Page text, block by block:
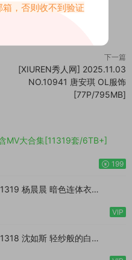
下一篇
[XIUREN秀人网] 2025.11.03
NO.10941 唐安琪 OL服饰
[77P/795MB]
MV大合集[11319套/6TB+]
199
杨晨晨 暗色连体衣
VIP
沈如斯 轻纱般的白
，否则收不到验证